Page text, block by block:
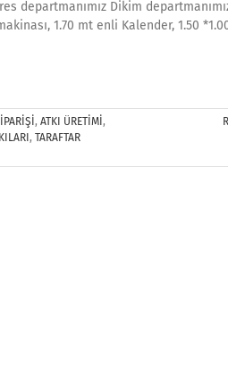
departmanımız Dikim
1.70 mt enli Kalender, 1.50
, ATKI ÜRETİMİ,
, TARAFTAR